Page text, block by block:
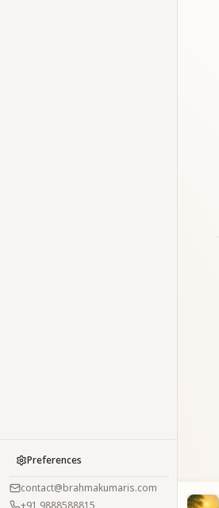
Preferences
contact@brahmakumaris.com
+91 9888588815